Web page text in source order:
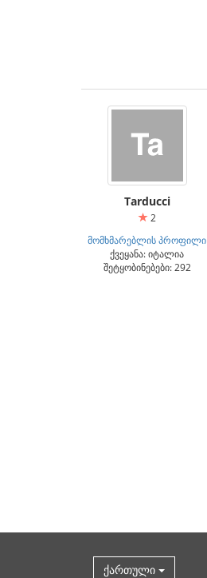
Tarducci
2
მომხმარებლის პროფილი
ქვეყანა: იტალია
შეტყობინებები: 292
ქართული